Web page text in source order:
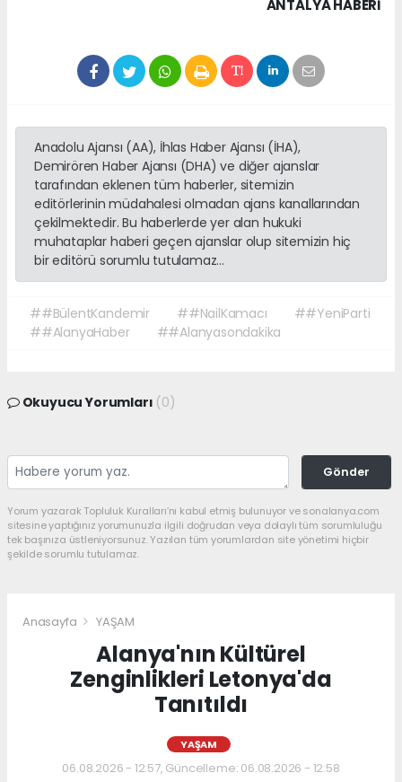
ANTALYA HABERİ
Anadolu Ajansı (AA), İhlas Haber Ajansı (İHA),
Demirören Haber Ajansı (DHA) ve diğer ajanslar
tarafından eklenen tüm haberler, sitemizin
editörlerinin müdahalesi olmadan ajans kanallarından
çekilmektedir. Bu haberlerde yer alan hukuki
muhataplar haberi geçen ajanslar olup sitemizin hiç
bir editörü sorumlu tutulamaz...
##BülentKandemir ##NailKamacı
##YeniParti
##AlanyaHaber
##Alanyasondakika
Okuyucu Yorumları (0)
Gönder
Yorum yazarak Topluluk Kuralları’nı kabul etmiş bulunuyor ve sonalanya.com
sitesine yaptığınız yorumunuzla ilgili doğrudan veya dolaylı tüm sorumluluğu
tek başınıza üstleniyorsunuz. Yazılan tüm yorumlardan site yönetimi hiçbir
şekilde sorumlu tutulamaz.
Anasayfa YAŞAM
Alanya'nın Kültürel
Zenginlikleri Letonya'da
Tanıtıldı
YAŞAM
06.08.2026 - 12:57, Güncelleme: 06.08.2026 - 12:58